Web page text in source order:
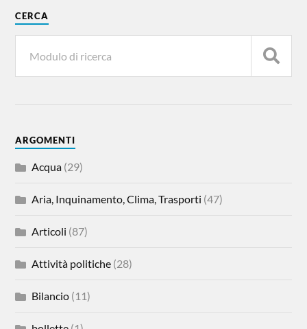
CERCA
ARGOMENTI
Acqua (29)
Aria, Inquinamento, Clima, Trasporti (47)
Articoli (87)
Attività politiche (28)
Bilancio (11)